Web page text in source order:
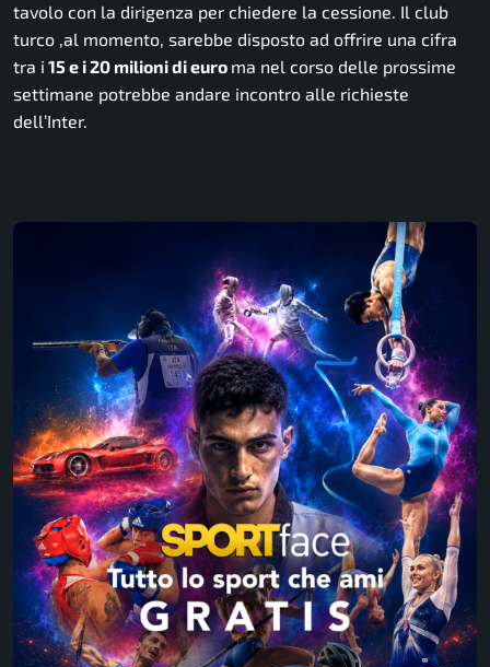
tavolo con la dirigenza per chiedere la cessione. Il club
turco ,al momento, sarebbe disposto ad offrire una cifra
tra i 15 e i 20 milioni di euro ma nel corso delle prossime
settimane potrebbe andare incontro alle richieste
dell’Inter.